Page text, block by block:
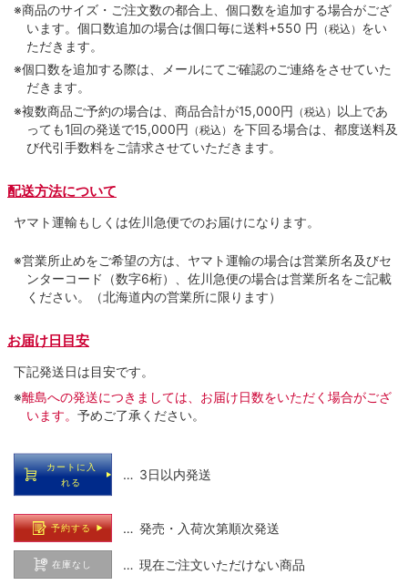
※商品のサイズ・ご注文数の都合上、個口数を追加する場合がござ
います。個口数追加の場合は個口毎に送料+550 円 （税込） をい
ただきます。
※個口数を追加する際は、メールにてご確認のご連絡をさせていた
だきます。
※複数商品ご予約の場合は、商品合計が15,000円 （税込） 以上であ
っても1回の発送で15,000円 （税込） を下回る場合は、都度送料及
び代引手数料をご請求させていただきます。
配送方法について
ヤマト運輸もしくは佐川急便でのお届けになります。
※営業所止めをご希望の方は、ヤマト運輸の場合は営業所名及びセ
ンターコード（数字6桁）、佐川急便の場合は営業所名をご記載
ください。（北海道内の営業所に限ります）
お届け日目安
下記発送日は目安です。
※離島への発送につきましては、お届け日数をいただく場合がござ
います。 予めご了承ください。
カートに入
れる
… 3日以内発送
予約する … 発売・入荷次第順次発送
在庫なし … 現在ご注文いただけない商品